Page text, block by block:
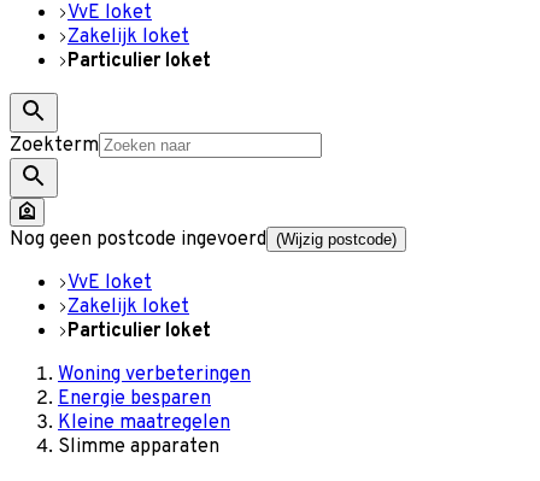
VvE loket
Zakelijk loket
Particulier loket
Zoekterm
Nog geen postcode ingevoerd (Wijzig postcode)
VvE loket
Zakelijk loket
Particulier loket
Woning verbeteringen
Energie besparen
Kleine maatregelen
Slimme apparaten